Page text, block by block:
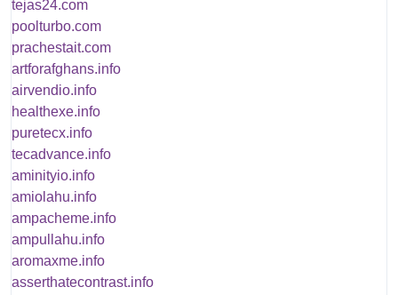
tejas24.com
poolturbo.com
prachestait.com
artforafghans.info
airvendio.info
healthexe.info
puretecx.info
tecadvance.info
aminityio.info
amiolahu.info
ampacheme.info
ampullahu.info
aromaxme.info
asserthatecontrast.info